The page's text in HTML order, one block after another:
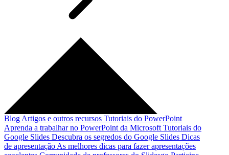
Blog Artigos e outros recursos Tutoriais do PowerPoint
Aprenda a trabalhar no PowerPoint da Microsoft Tutoriais do
Google Slides Descubra os segredos do Google Slides Dicas
de apresentação As melhores dicas para fazer apresentações